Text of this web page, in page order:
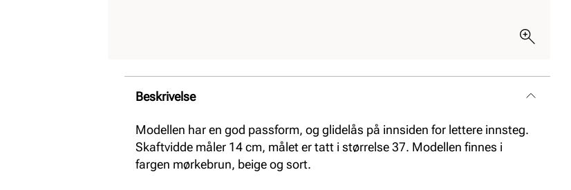
Beskrivelse
Modellen har en god passform, og glidelås på innsiden for lettere innsteg.
Skaftvidde måler 14 cm, målet er tatt i størrelse 37. Modellen finnes i
fargen mørkebrun, beige og sort.